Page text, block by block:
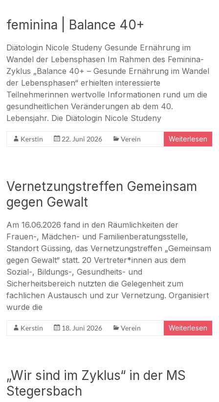
feminina | Balance 40+
Diätologin Nicole Studeny Gesunde Ernährung im
Wandel der Lebensphasen Im Rahmen des Feminina-
Zyklus „Balance 40+ – Gesunde Ernährung im Wandel
der Lebensphasen“ erhielten interessierte
Teilnehmerinnen wertvolle Informationen rund um die
gesundheitlichen Veränderungen ab dem 40.
Lebensjahr. Die Diätologin Nicole Studeny
Kerstin 22. Juni 2026 Verein Weiterlesen
Vernetzungstreffen Gemeinsam
gegen Gewalt
Am 16.06.2026 fand in den Räumlichkeiten der
Frauen-, Mädchen- und Familienberatungsstelle,
Standort Güssing, das Vernetzungstreffen „Gemeinsam
gegen Gewalt“ statt. 20 Vertreter*innen aus dem
Sozial-, Bildungs-, Gesundheits- und
Sicherheitsbereich nutzten die Gelegenheit zum
fachlichen Austausch und zur Vernetzung. Organisiert
wurde die
Kerstin 18. Juni 2026 Verein Weiterlesen
„Wir sind im Zyklus“ in der MS
Stegersbach